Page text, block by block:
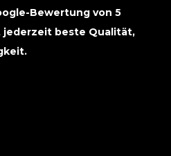
Bewertung von 5
beste Qualität,